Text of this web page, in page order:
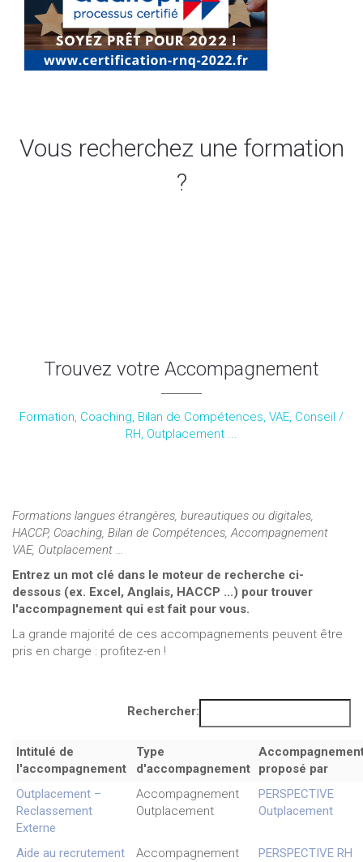
Vous recherchez une formation
?
Trouvez votre Accompagnement
Formation, Coaching, Bilan de Compétences, VAE, Conseil /
RH, Outplacement ...
Formations langues étrangères, bureautiques ou digitales,
HACCP, Coaching, Bilan de Compétences, Accompagnement
VAE, Outplacement ...
Entrez un mot clé dans le moteur de recherche ci-
dessous (ex. Excel, Anglais, HACCP ...) pour trouver
l'accompagnement qui est fait pour vous.
La grande majorité de ces accompagnements peuvent être
pris en charge : profitez-en !
Rechercher:
Intitulé de
l'accompagnement
Type
d'accompagnement
proposé par
Outplacement –
Reclassement
Externe
Accompagnement
Outplacement
PERSPECTIVE
Outplacement
Aide au recrutement
Accompagnement
PERSPECTIVE RH